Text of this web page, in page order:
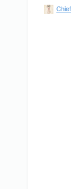
Chief